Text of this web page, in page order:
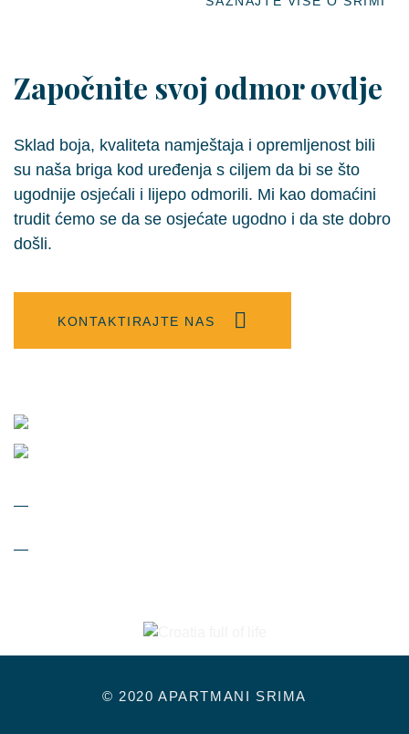
Započnite svoj odmor ovdje
Sklad boja, kvaliteta namještaja i opremljenost bili
su naša briga kod uređenja s ciljem da bi se što
ugodnije osjećali i lijepo odmorili. Mi kao domaćini
trudit ćemo se da se osjećate ugodno i da ste dobro
došli.
KONTAKTIRAJTE NAS
© 2020 APARTMANI SRIMA